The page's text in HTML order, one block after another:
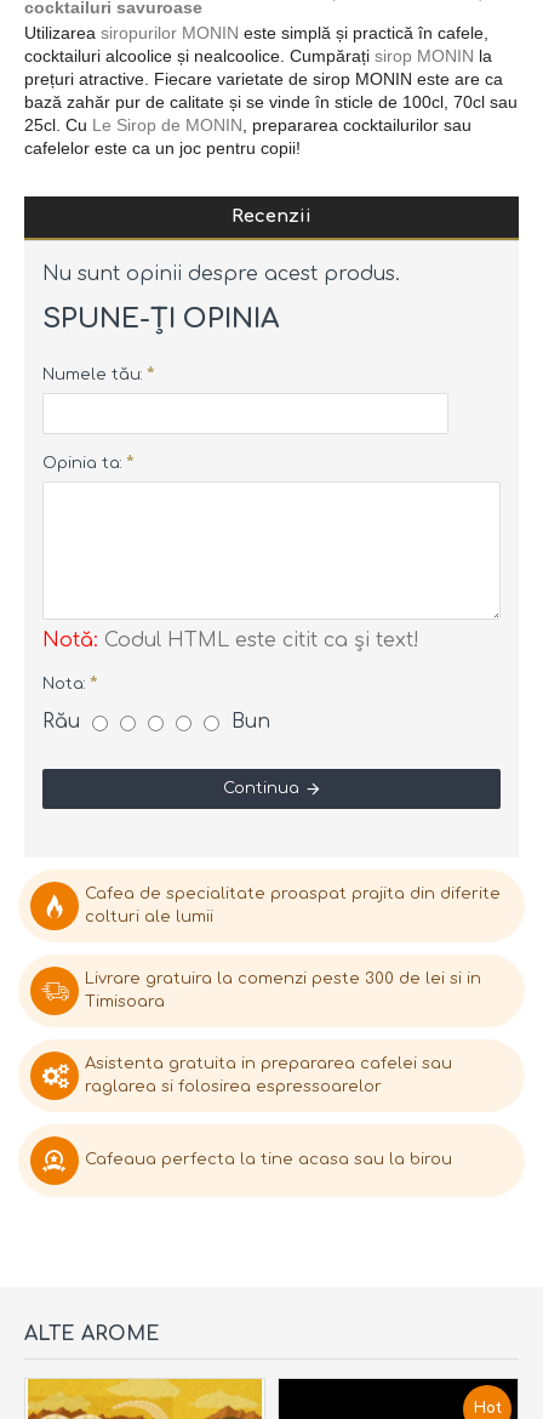
Cafea de specialitate proaspat prajita din diferite
colturi ale lumii
Livrare gratuira la comenzi peste 300 de lei si in
Timisoara
Asistenta gratuita in prepararea cafelei sau
raglarea si folosirea espressoarelor
Cafeaua perfecta la tine acasa sau la birou
cocktailuri savuroase
Utilizarea siropurilor MONIN este simplă și practică în cafele,
cocktailuri alcoolice și nealcoolice. Cumpărați sirop MONIN la
prețuri atractive. Fiecare varietate de sirop MONIN este are ca
bază zahăr pur de calitate și se vinde în sticle de 100cl, 70cl sau
25cl. Cu Le Sirop de MONIN , prepararea cocktailurilor sau
cafelelor este ca un joc pentru copii!
Recenzii
Nu sunt opinii despre acest produs.
SPUNE-ŢI OPINIA
Numele tău:
Opinia ta:
Notă: Codul HTML este citit ca şi text!
Nota:
Rău Bun
Continua
ALTE AROME
Hot